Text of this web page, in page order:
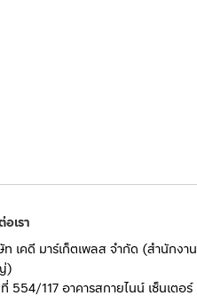
เรา
ท เคดี มาร์เก็ตเพลส จำกัด (สำนักงาน
)
ที่ 554/117 อาคารสกายไนน์ เซ็นเตอร์